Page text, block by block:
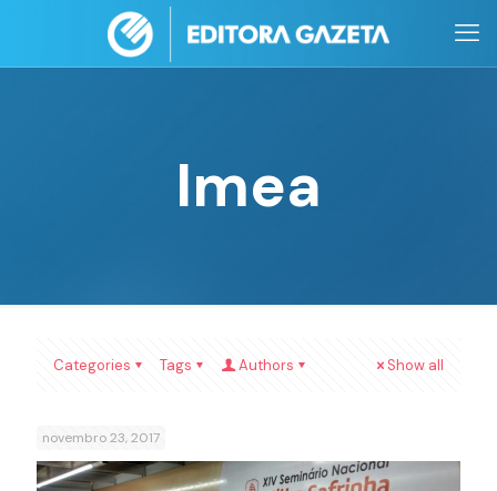
Imea
Categories Tags Authors Show all
novembro 23, 2017